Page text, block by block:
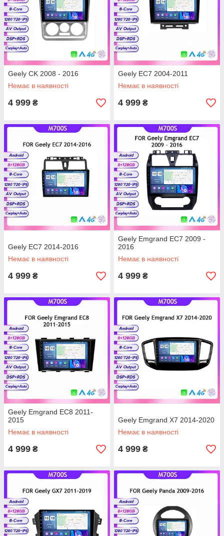
Geely CK 2008 - 2016
Немає в наявності
4 999 ₴
Geely EC7 2004-2011
Немає в наявності
4 999 ₴
Geely EC7 2014-2016
Немає в наявності
4 999 ₴
Geely Emgrand EC7 2009 -
2016
Немає в наявності
4 999 ₴
Geely Emgrand EC8 2011-
2015
Немає в наявності
4 999 ₴
Geely Emgrand X7 2014-2020
Немає в наявності
4 999 ₴